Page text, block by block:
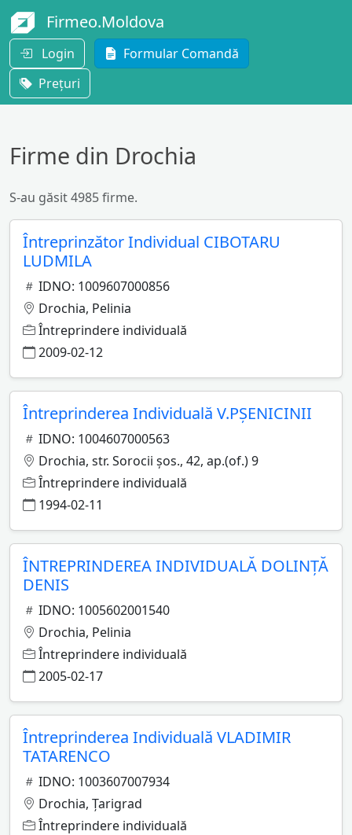
Firmeo.Moldova
Login
Formular Comandă
Prețuri
Firme din Drochia
S-au găsit 4985 firme.
Întreprinzător Individual CIBOTARU
LUDMILA
IDNO: 1009607000856
Drochia, Pelinia
Întreprindere individuală
2009-02-12
Întreprinderea Individuală V.PŞENICINII
IDNO: 1004607000563
Drochia, str. Sorocii şos., 42, ap.(of.) 9
Întreprindere individuală
1994-02-11
ÎNTREPRINDEREA INDIVIDUALĂ DOLINŢĂ
DENIS
IDNO: 1005602001540
Drochia, Pelinia
Întreprindere individuală
2005-02-17
Întreprinderea Individuală VLADIMIR
TATARENCO
IDNO: 1003607007934
Drochia, Ţarigrad
Întreprindere individuală